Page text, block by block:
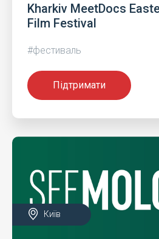
Kharkiv MeetDocs
Film Festival
#фестиваль
Підтримати
Київ